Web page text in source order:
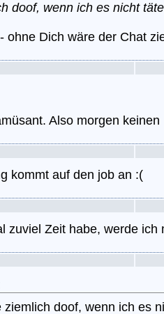
doof, wenn ich es nicht
ohne Dich wäre der Chat
Also morgen
kommt auf den job an :(
zuviel Zeit habe, werde ich
ziemlich doof, wenn ich es